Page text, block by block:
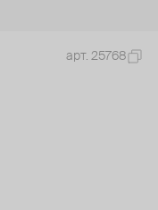
арт. 25768